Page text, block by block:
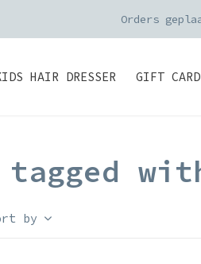
HAIR DRESSER GIFT CARD
Orders
tagged
by